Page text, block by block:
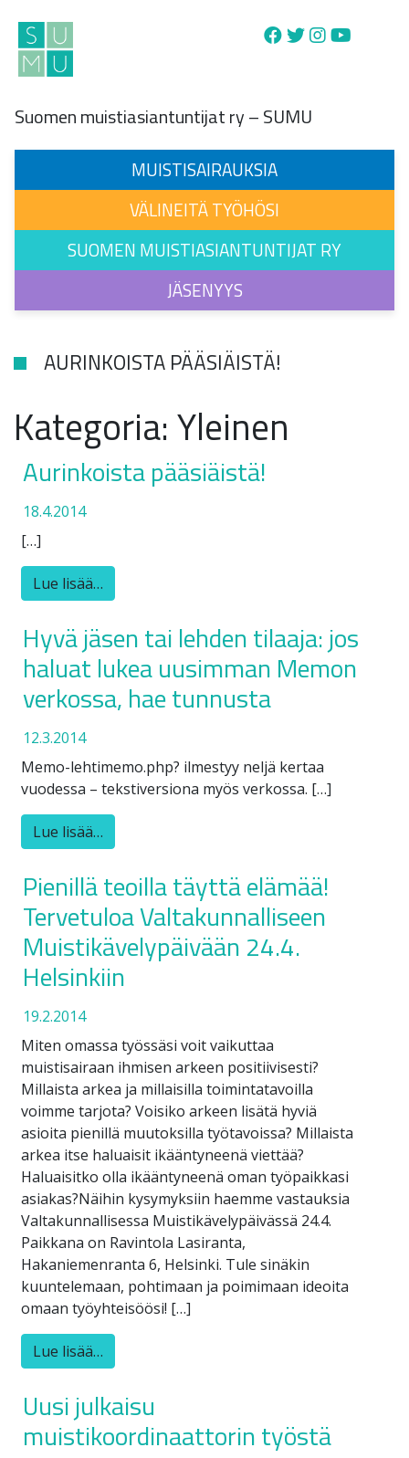
Main Navigation
Suomen muistiasiantuntijat ry – SUMU
MUISTISAIRAUKSIA
VÄLINEITÄ TYÖHÖSI
SUOMEN MUISTIASIANTUNTIJAT RY
JÄSENYYS
AURINKOISTA PÄÄSIÄISTÄ!
Kategoria:Yleinen
Aurinkoista pääsiäistä!
18.4.2014
[…]
Lue lisää…
Hyvä jäsen tai lehden tilaaja: jos
haluat lukea uusimman Memon
verkossa, hae tunnusta
12.3.2014
Memo-lehtimemo.php? ilmestyy neljä kertaa
vuodessa – tekstiversiona myös verkossa. […]
Lue lisää…
Pienillä teoilla täyttä elämää!
Tervetuloa Valtakunnalliseen
Muistikävelypäivään 24.4.
Helsinkiin
19.2.2014
Miten omassa työssäsi voit vaikuttaa
muistisairaan ihmisen arkeen positiivisesti?
Millaista arkea ja millaisilla toimintatavoilla
voimme tarjota? Voisiko arkeen lisätä hyviä
asioita pienillä muutoksilla työtavoissa? Millaista
arkea itse haluaisit ikääntyneenä viettää?
Haluaisitko olla ikääntyneenä oman työpaikkasi
asiakas?Näihin kysymyksiin haemme vastauksia
Valtakunnallisessa Muistikävelypäivässä 24.4.
Paikkana on Ravintola Lasiranta,
Hakaniemenranta 6, Helsinki. Tule sinäkin
kuuntelemaan, pohtimaan ja poimimaan ideoita
omaan työyhteisöösi! […]
Lue lisää…
Uusi julkaisu
muistikoordinaattorin työstä